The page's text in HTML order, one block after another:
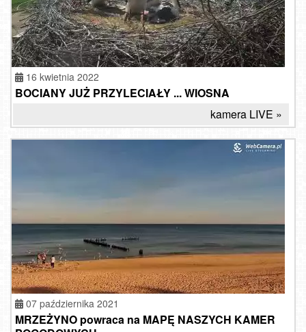
16 kwietnia 2022
BOCIANY JUŻ PRZYLECIAŁY ... WIOSNA
kamera LIVE »
07 października 2021
MRZEŻYNO powraca na MAPĘ NASZYCH KAMER